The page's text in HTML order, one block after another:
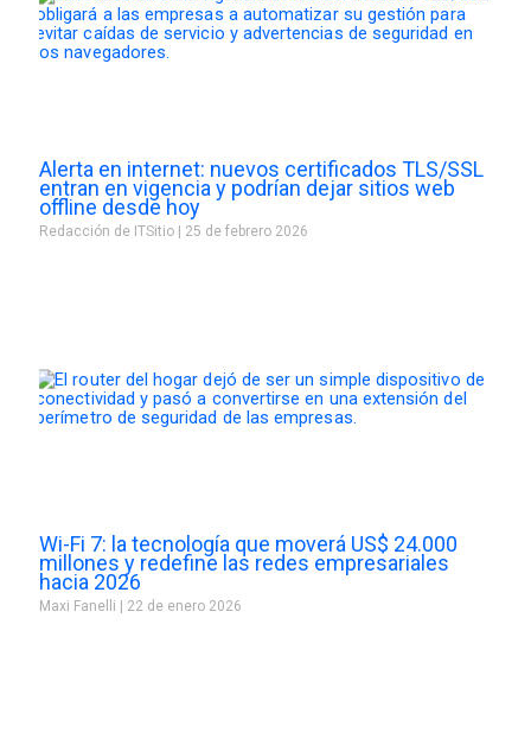
Alerta en internet: nuevos certificados TLS/SSL
entran en vigencia y podrían dejar sitios web
offline desde hoy
Redacción de ITSitio 25 de febrero 2026
Wi-Fi 7: la tecnología que moverá US$ 24.000
millones y redefine las redes empresariales
hacia 2026
Maxi Fanelli 22 de enero 2026